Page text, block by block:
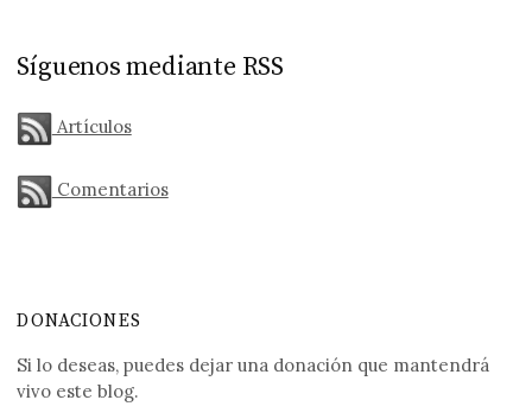
Síguenos mediante RSS
Artículos
Comentarios
DONACIONES
Si lo deseas, puedes dejar una donación que mantendrá
vivo este blog.